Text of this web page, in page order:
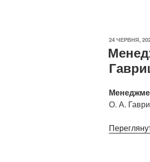
24 ЧЕРВНЯ,
О. А.